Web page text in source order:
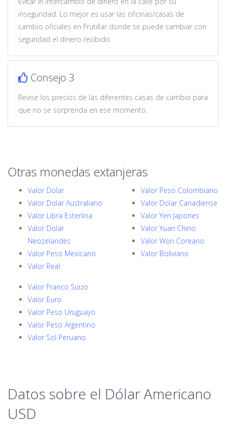
inseguridad. Lo mejor es usar las oficinas/casas de
cambio oficiales en Frutillar donde se puede cambiar con
seguridad el dinero recibido.
Consejo 3
Revise los precios de las diferentes casas de cambio para
que no se sorprenda en ese momento.
Otras monedas extanjeras
Valor Dolar
Valor Dolar Australiano
Valor Libra Esterlina
Valor Dolar
Neozelandes
Valor Peso Mexicano
Valor Real
Valor Peso Colombiano
Valor Dolar Canadiense
Valor Yen Japones
Valor Yuan Chino
Valor Won Coreano
Valor Boliviano
Valor Franco Suizo
Valor Euro
Valor Peso Uruguayo
Valor Peso Argentino
Valor Sol Peruano
Datos sobre el Dólar Americano
USD